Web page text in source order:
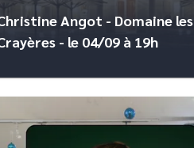
Angot - Domaine les
- le 04/09 à 19h